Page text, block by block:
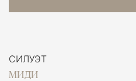
СИЛУЭТ
МИДИ